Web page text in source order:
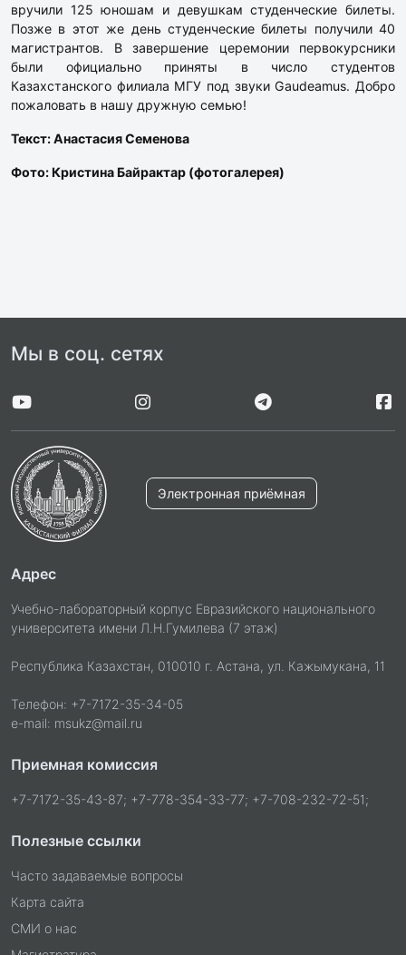
вручили 125 юношам и девушкам студенческие билеты.
Позже в этот же день студенческие билеты получили 40
магистрантов. В завершение церемонии первокурсники
были официально приняты в число студентов
Казахстанского филиала МГУ под звуки Gaudeamus. Добро
пожаловать в нашу дружную семью!
Текст: Анастасия Семенова
Фото: Кристина Байрактар (фотогалерея)
Мы в соц. сетях
Электронная приёмная
Адрес
Учебно-лабораторный корпус Евразийского национального
университета имени Л.Н.Гумилева (7 этаж)
Республика Казахстан, 010010 г. Астана, ул. Кажымукана, 11
Телефон: +7-7172-35-34-05
e-mail: msukz@mail.ru
Приемная комиссия
+7-7172-35-43-87; +7-778-354-33-77; +7-708-232-72-51;
Полезные ссылки
Часто задаваемые вопросы
Карта сайта
СМИ о нас